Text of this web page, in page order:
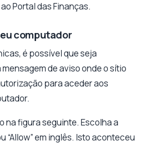
Portal das Finanças.
computador
é possível que seja
de aviso onde o sítio
para aceder aos
na figura seguinte. Escolha a
“Allow” em inglês. Isto aconteceu